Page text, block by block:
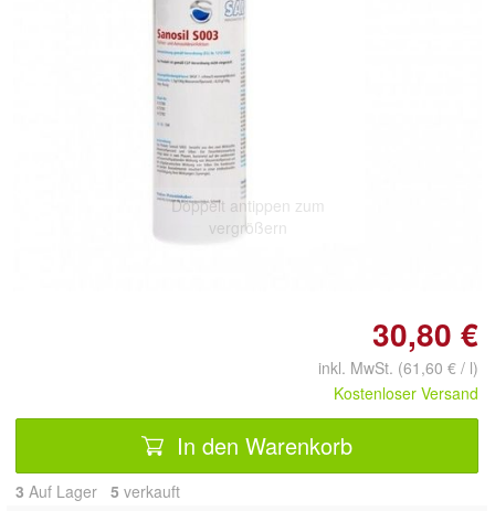
Doppelt antippen zum
vergrößern
30,80 €
inkl. MwSt. (61,60 € / l)
Kostenloser Versand
In den Warenkorb
3 Auf Lager 5 verkauft